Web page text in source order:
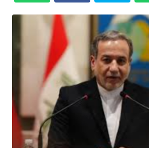
EKUIN
SAINS-TEKNO
KESEHATAN
INTERNASIONAL
SERBA-SERBI